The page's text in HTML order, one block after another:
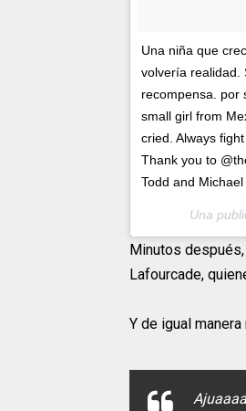
Una niña que
volvería realidad.
recompensa. por
small girl from
cried. Always
Thank you to
Todd and
Una
Minutos
Lafourcade,
Y de igual